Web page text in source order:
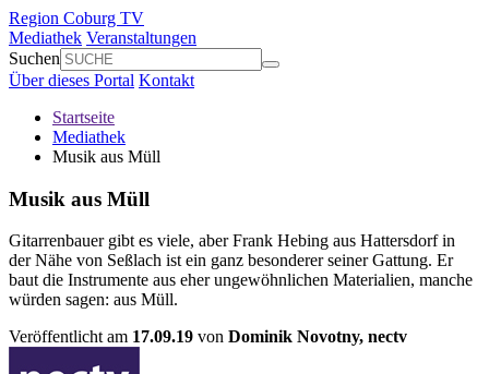
Region Coburg TV
Mediathek Veranstaltungen
Suchen
Über dieses Portal Kontakt
Startseite
Mediathek
Musik aus Müll
Musik aus Müll
Gitarrenbauer gibt es viele, aber Frank Hebing aus Hattersdorf in
der Nähe von Seßlach ist ein ganz besonderer seiner Gattung. Er
baut die Instrumente aus eher ungewöhnlichen Materialien, manche
würden sagen: aus Müll.
Veröffentlicht am 17.09.19 von Dominik Novotny, nectv